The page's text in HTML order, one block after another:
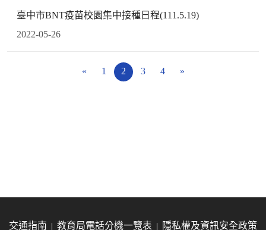
臺中市BNT疫苗校園集中接種日程(111.5.19)
2022-05-26
« 1 2 3 4 »
交通指南 教育局電話分機一覽表 隱私權及資訊安全政策